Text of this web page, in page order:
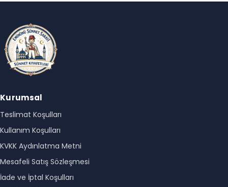
Kurumsal
Teslimat Koşulları
Kullanım Koşulları
KVKK Aydınlatma Metni
Mesafeli Satış Sözleşmesi
İade ve İptal Koşulları